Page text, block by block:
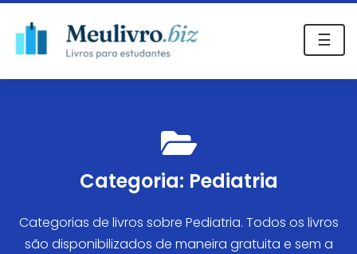
☰
Categoria: Pediatria
Categorias de livros sobre Pediatria. Todos os livros
são disponibilizados de maneira gratuita e sem a